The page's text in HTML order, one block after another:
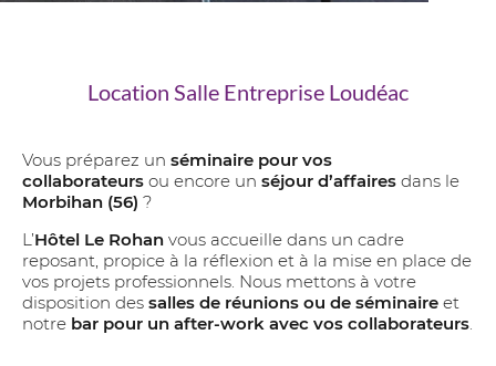
Location Salle Entreprise Loudéac
Vous préparez un séminaire pour vos
collaborateurs ou encore un séjour d’affaires dans le
Morbihan (56) ?
L’Hôtel Le Rohan vous accueille dans un cadre
reposant, propice à la réflexion et à la mise en place de
vos projets professionnels. Nous mettons à votre
disposition des salles de réunions ou de séminaire et
notre bar pour un after-work avec vos collaborateurs.